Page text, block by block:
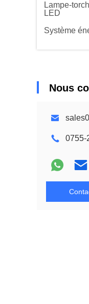
Lampe-
LED
Système
Nous
0755-